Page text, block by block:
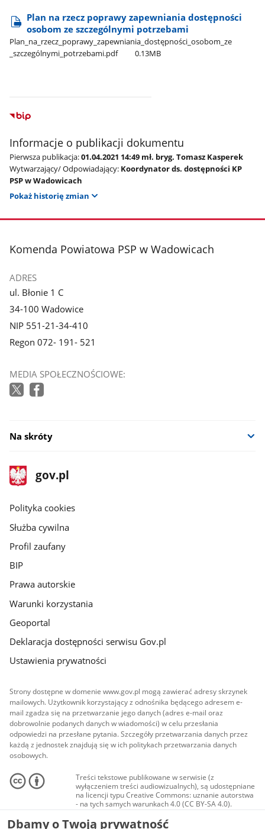
Plan na rzecz poprawy zapewniania dostępności
osobom ze szczególnymi potrzebami
Plan​_na​_rzecz​_poprawy​_zapewniania​_dostępności​_osobom​_ze​
_szczególnymi​_potrzebami.pdf
0.13MB
Informacje o publikacji dokumentu
Pierwsza publikacja:01.04.2021 14:49 mł. bryg. Tomasz Kasperek
Wytwarzający/ Odpowiadający: Koordynator ds. dostępności KP
PSP w Wadowicach
Pokaż historię zmian
stopka
Komenda Powiatowa PSP w Wadowicach
ADRES
ul. Błonie 1 C
34-100 Wadowice
NIP 551-21-34-410
Regon 072- 191- 521
MEDIA SPOŁECZNOŚCIOWE:
Na skróty
stopka
gov.pl
Strona
gov.pl
gov.pl
Polityka cookies
Służba cywilna
Profil zaufany
BIP
Prawa autorskie
Warunki korzystania
Geoportal
Deklaracja dostępności serwisu Gov.pl
Ustawienia prywatności
Strony dostępne w domenie www.gov.pl mogą zawierać adresy skrzynek
mailowych. Użytkownik korzystający z odnośnika będącego adresem e-
mail zgadza się na przetwarzanie jego danych (adres e-mail oraz
dobrowolnie podanych danych w wiadomości) w celu przesłania
odpowiedzi na przesłane pytania. Szczegóły przetwarzania danych przez
każdą z jednostek znajdują się w ich politykach przetwarzania danych
osobowych.
Treści tekstowe publikowane w serwisie (z
wyłączeniem treści audiowizualnych), są udostępniane
na licencji typu Creative Commons: uznanie autorstwa
- na tych samych warunkach 4.0 (CC BY-SA 4.0).
Materiały audiowizualne, w tym zdjęcia, materiały
audio i wideo, są udostępniane na licencji typu
Dbamy o Twoją prywatność